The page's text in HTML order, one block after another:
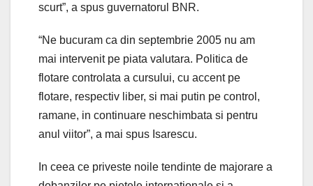
scurt”, a spus guvernatorul BNR.
“Ne bucuram ca din septembrie 2005 nu am
mai intervenit pe piata valutara. Politica de
flotare controlata a cursului, cu accent pe
flotare, respectiv liber, si mai putin pe control,
ramane, in continuare neschimbata si pentru
anul viitor”, a mai spus Isarescu.
In ceea ce priveste noile tendinte de majorare a